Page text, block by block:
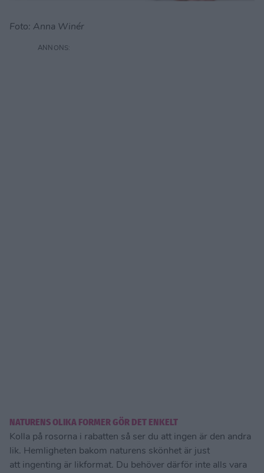
Foto: Anna Winér
NATURENS OLIKA FORMER GÖR DET ENKELT
Kolla på rosorna i rabatten så ser du att ingen är den andra
lik. Hemligheten bakom naturens skönhet är just
att ingenting är likformat. Du behöver därför inte alls vara